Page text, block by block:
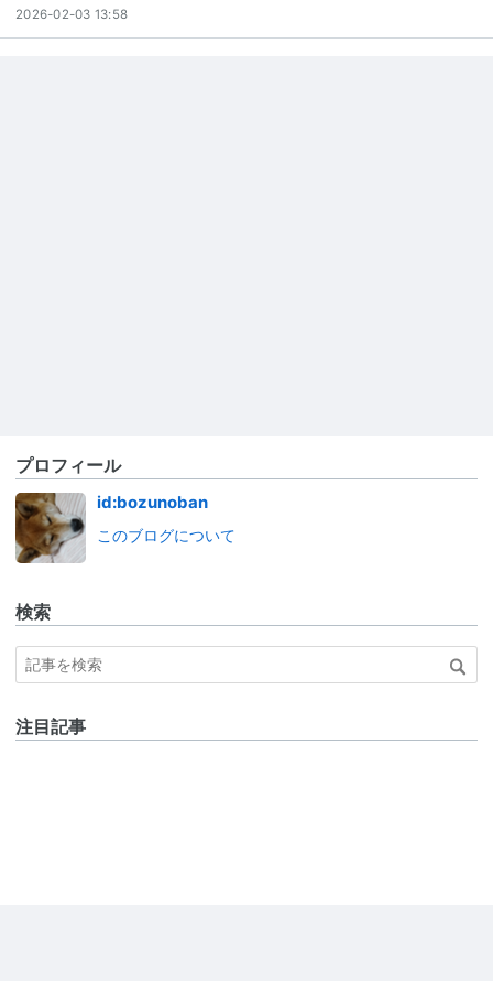
2026-02-03 13:58
プロフィール
id:bozunoban
このブログについて
検索
注目記事